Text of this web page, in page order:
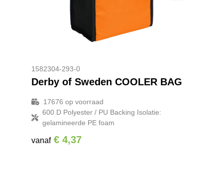
1582304-293-0
Derby of Sweden COOLER BAG
17676 op voorraad
600 D Polyester / PU Backing Isolatie:
gelamineerde PE foam
vanaf € 4,37